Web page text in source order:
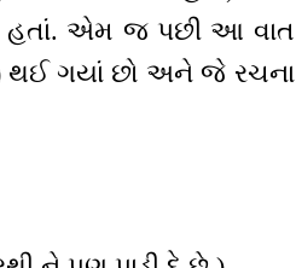
હતાં. એમ જ પછી આ વાત
થઈ ગયાં છો અને જે રચના